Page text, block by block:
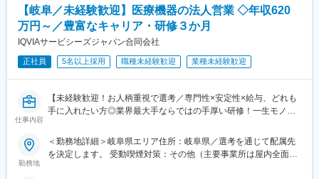
【岐阜／未経験歓迎】医療機器の法人営業 ◇年収620
万円～／豊富なキャリア・研修３か月
IQVIAサービシーズジャパン合同会社
正社員 5名以上採用 職種未経験歓迎 業種未経験歓迎
仕事内容
【未経験歓迎！お人柄重視で選考／専門性×安定性×給与、どれも
手に入れたい方◎業界最大手ならではの手厚い研修！一生モノの
パス豊富】
勤務地
＜勤務地詳細＞岐阜県エリア住所：岐阜県／選考を通じて配属先
を決定します。 受動喫煙対策：その他（主要事業所は屋内全面禁